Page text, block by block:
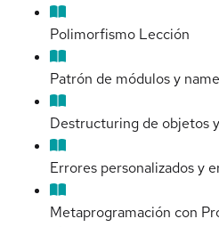
Polimorfismo Lección
Patrón de módulos y
Destructuring de objetos
Errores personalizados y
Metaprogramación con